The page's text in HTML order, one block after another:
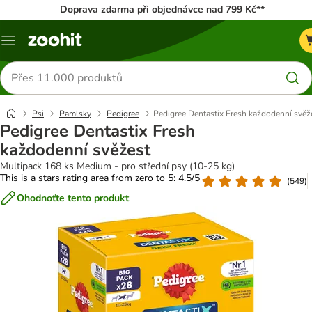
Doprava zdarma při objednávce nad 799 Kč**
Menu
Hledat
produkty
Psi Pamlsky Pedigree Pedigree Dentastix Fresh každodenní
Pedigree Dentastix Fresh
každodenní svěžest
Multipack 168 ks Medium - pro střední psy (10-25 kg)
This is a stars rating area from zero to 5: 4.5/5
(549)
Ohodnoťte tento produkt